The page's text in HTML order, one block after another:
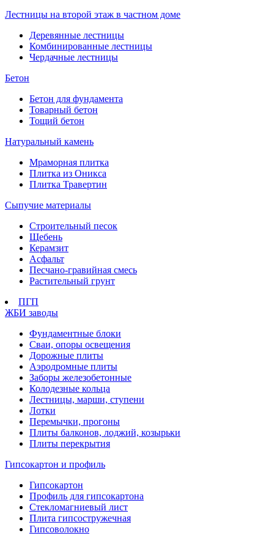
Лестницы на второй этаж в частном доме
Деревянные лестницы
Комбинированные лестницы
Чердачные лестницы
Бетон
Бетон для фундамента
Товарный бетон
Тощий бетон
Натуральный камень
Мраморная плитка
Плитка из Оникса
Плитка Травертин
Сыпучие материалы
Строительный песок
Щебень
Керамзит
Асфальт
Песчано-гравийная смесь
Растительный грунт
ПГП
ЖБИ заводы
Фундаментные блоки
Сваи, опоры освещения
Дорожные плиты
Аэродромные плиты
Заборы железобетонные
Колодезные кольца
Лестницы, марши, ступени
Лотки
Перемычки, прогоны
Плиты балконов, лоджий, козырьки
Плиты перекрытия
Гипсокартон и профиль
Гипсокартон
Профиль для гипсокартона
Стекломагниевый лист
Плита гипсостружечная
Гипсоволокно